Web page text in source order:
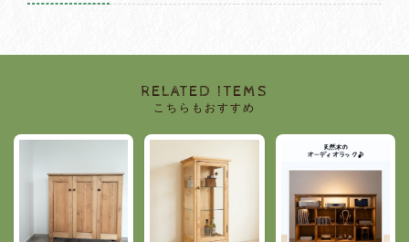
RELATED ITEMS
こちらもおすすめ